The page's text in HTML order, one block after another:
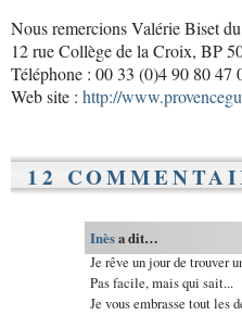
Nous remercions Valérie Biset du
12 rue Collège de la Croix, BP
Téléphone : 00 33 (0)4 90 80 47
Web site : http://
12
Inèsa dit…
Je rêve un jour de trouver
Pas facile, mais qui sait...
Je vous embrasse tout les